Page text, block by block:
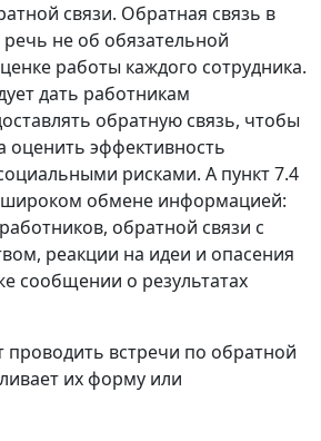
связи. Обратная связь в
речь не об обязательной
работы каждого сотрудника.
дать работникам
обратную связь, чтобы
оценить эффективность
рисками. А пункт 7.4
широком обмене информацией:
обратной связи с
реакции на идеи и опасения
сообщении о результатах
проводить встречи по обратной
их форму или